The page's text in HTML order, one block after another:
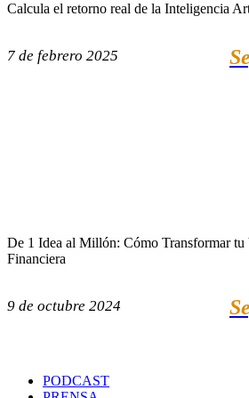
Calcula el retorno real de la Inteligencia
7 de febrero 2025
De 1 Idea al Millón: Cómo Transformar tu
Financiera
9 de octubre 2024
PODCAST